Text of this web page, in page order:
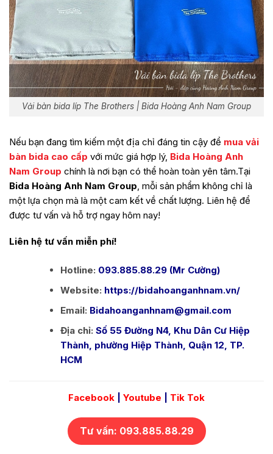
Vải bàn bida líp The Brothers | Bida Hoàng Anh Nam Group
Nếu bạn đang tìm kiếm một địa chỉ đáng tin cậy để mua vải
bàn bida cao cấp với mức giá hợp lý, Bida Hoàng Anh
Nam Group chính là nơi bạn có thể hoàn toàn yên tâm.Tại
Bida Hoàng Anh Nam Group , mỗi sản phẩm không chỉ là
một lựa chọn mà là một cam kết về chất lượng. Liên hệ để
được tư vấn và hỗ trợ ngay hôm nay!
Liên hệ tư vấn miễn phí!
Hotline: 093.885.88.29 (Mr Cường)
Website: https://bidahoanganhnam.vn/
Email: Bidahoanganhnam@gmail.com
Địa chỉ: Số 55 Đường N4, Khu Dân Cư Hiệp
Thành, phường Hiệp Thành, Quận 12, TP.
HCM
Facebook Youtube Tik Tok
Tư vấn: 093.885.88.29